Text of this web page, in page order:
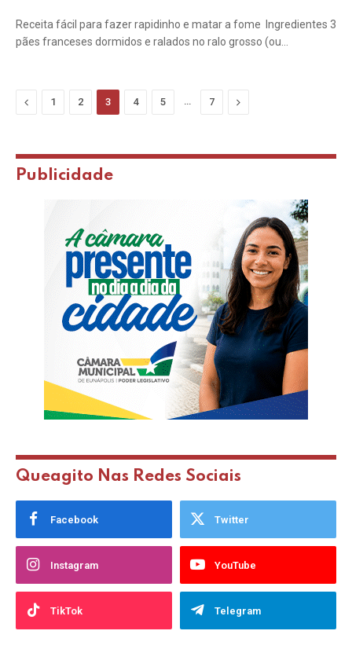
Receita fácil para fazer rapidinho e matar a fome Ingredientes 3
pães franceses dormidos e ralados no ralo grosso (ou…
Previous
1 2 3 4 5 … 7 Next
Publicidade
Queagito Nas Redes Sociais
Facebook Twitter
Instagram YouTube
TikTok Telegram